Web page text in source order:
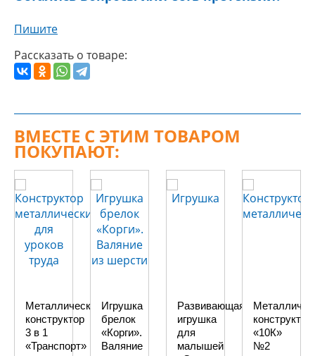
Пишите
Рассказать о товаре:
ВМЕСТЕ С ЭТИМ ТОВАРОМ
ПОКУПАЮТ:
Металлический
конструктор
3 в 1
«Транспорт»
Игрушка
брелок
«Корги».
Валяние
Развивающая
игрушка
для
малышей
конструктор
«10К»
№2